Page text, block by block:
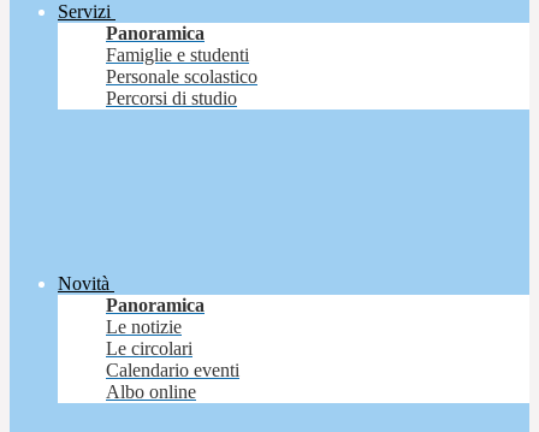
Servizi
Panoramica
Famiglie e studenti
Personale scolastico
Percorsi di studio
Novità
Panoramica
Le notizie
Le circolari
Calendario eventi
Albo online